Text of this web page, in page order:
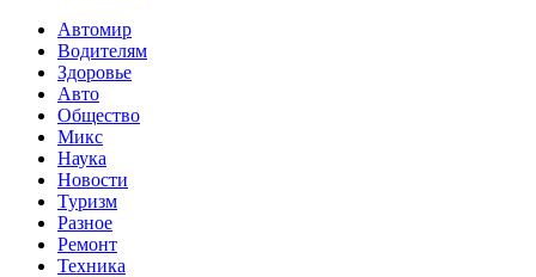
Автомир
Водителям
Здоровье
Авто
Общество
Микс
Наука
Новости
Туризм
Разное
Ремонт
Техника